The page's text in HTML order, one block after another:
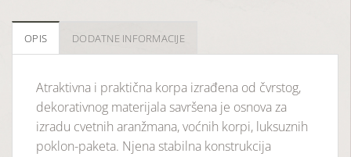
OPIS DODATNE INFORMACIJE
Atraktivna i praktična korpa izrađena od čvrstog,
dekorativnog materijala savršena je osnova za
izradu cvetnih aranžmana, voćnih korpi, luksuznih
poklon-paketa. Njena stabilna konstrukcija